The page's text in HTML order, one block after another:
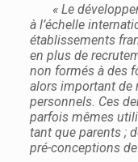
« Le
à l’échelle
établissements
en plus de
non formés à des
alors important de
personnels. Ces
parfois mêmes
tant que parents ;
pré-conceptions